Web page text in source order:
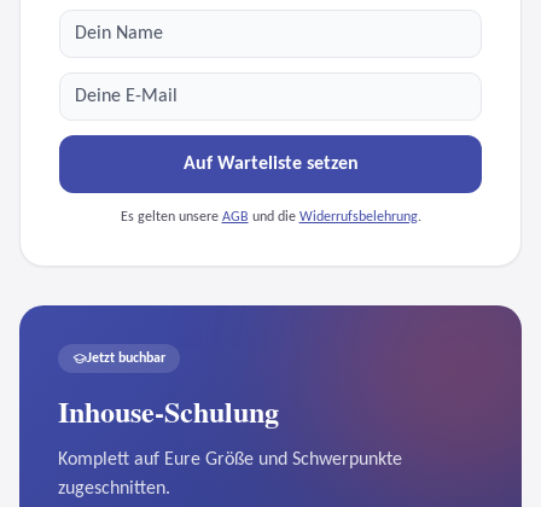
Name
E-Mail
Auf Warteliste setzen
Es gelten unsere AGB und die Widerrufsbelehrung.
Jetzt buchbar
Inhouse-Schulung
Komplett auf Eure Größe und Schwerpunkte
zugeschnitten.